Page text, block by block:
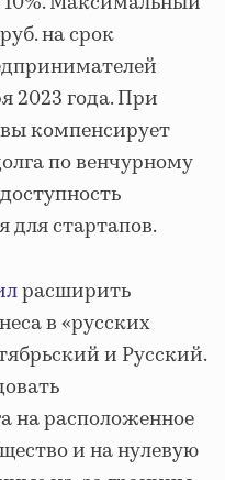
на срок
2023 года. При
компенсирует
по венчурному
для стартапов.
расширить
в «русских
и Русский.
на расположенное
и на нулевую